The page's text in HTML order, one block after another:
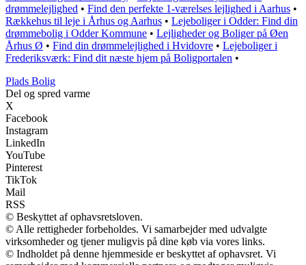
drømmelejlighed • Find den perfekte 1-værelses lejlighed i Aarhus •
Rækkehus til leje i Århus og Aarhus • Lejeboliger i Odder: Find din
drømmebolig i Odder Kommune • Lejligheder og Boliger på Øen
Århus Ø • Find din drømmelejlighed i Hvidovre • Lejeboliger i
Frederiksværk: Find dit næste hjem på Boligportalen •
Plads Bolig
Del og spred varme
X
Facebook
Instagram
LinkedIn
YouTube
Pinterest
TikTok
Mail
RSS
© Beskyttet af ophavsretsloven.
© Alle rettigheder forbeholdes. Vi samarbejder med udvalgte
virksomheder og tjener muligvis på dine køb via vores links.
© Indholdet på denne hjemmeside er beskyttet af ophavsret. Vi